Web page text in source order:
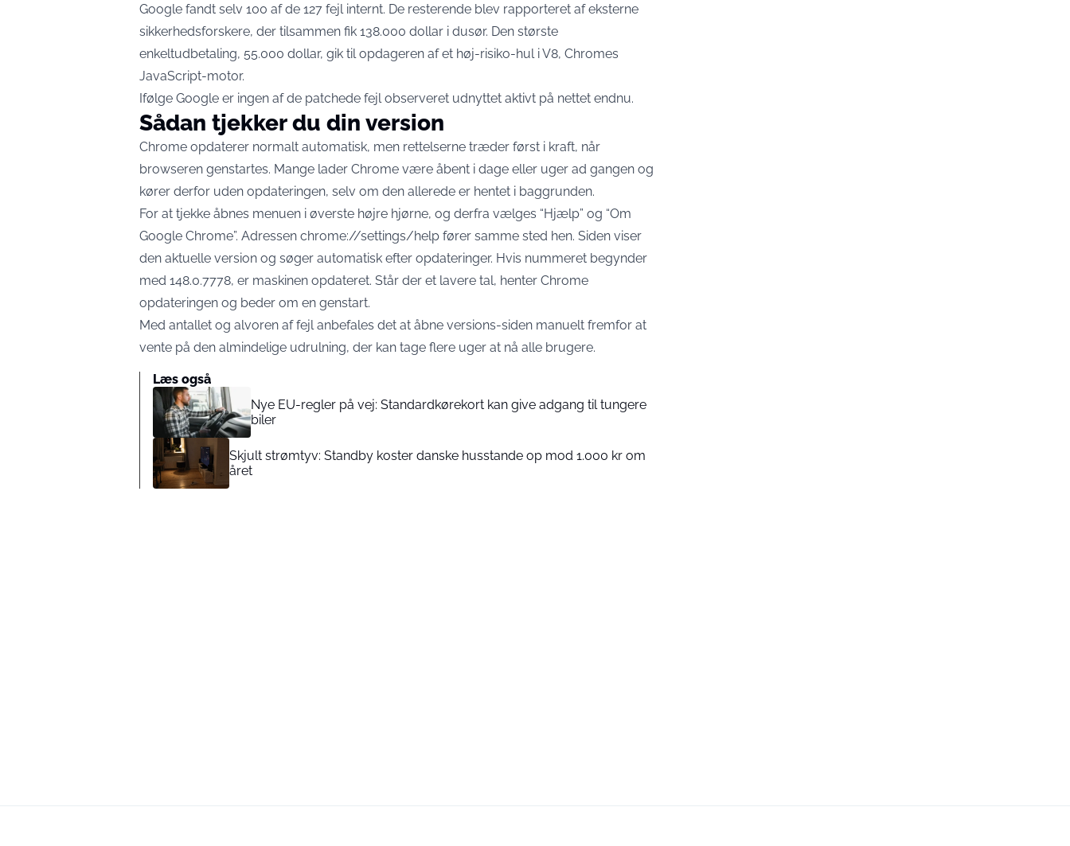
Google fandt selv 100 af de 127 fejl internt. De resterende blev rapporteret af eksterne
sikkerhedsforskere, der tilsammen fik 138.000 dollar i dusør. Den største
enkeltudbetaling, 55.000 dollar, gik til opdageren af et høj-risiko-hul i V8, Chromes
JavaScript-motor.
Ifølge Google er ingen af de patchede fejl observeret udnyttet aktivt på nettet endnu.
Sådan tjekker du din version
Chrome opdaterer normalt automatisk, men rettelserne træder først i kraft, når
browseren genstartes. Mange lader Chrome være åbent i dage eller uger ad gangen og
kører derfor uden opdateringen, selv om den allerede er hentet i baggrunden.
For at tjekke åbnes menuen i øverste højre hjørne, og derfra vælges “Hjælp” og “Om
Google Chrome”. Adressen chrome://settings/help fører samme sted hen. Siden viser
den aktuelle version og søger automatisk efter opdateringer. Hvis nummeret begynder
med 148.0.7778, er maskinen opdateret. Står der et lavere tal, henter Chrome
opdateringen og beder om en genstart.
Med antallet og alvoren af fejl anbefales det at åbne versions-siden manuelt fremfor at
vente på den almindelige udrulning, der kan tage flere uger at nå alle brugere.
Læs også
Nye EU-regler på vej: Standardkørekort kan give adgang til tungere
biler
Skjult strømtyv: Standby koster danske husstande op mod 1.000 kr om
året